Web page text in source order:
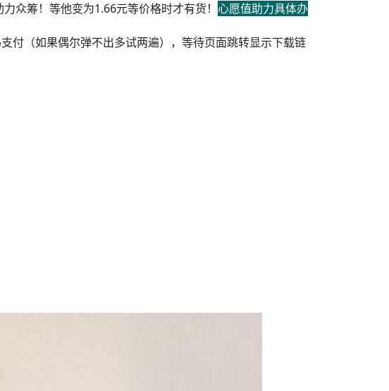
众筹！等他变为1.66元等价格时才有货！ 心愿值助力具体办
付（如果偶尔弹不出多试两遍），等待页面跳转显示下载链